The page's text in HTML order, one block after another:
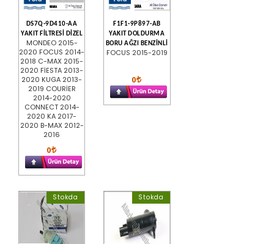
DS7Q-9D410-AA
YAKIT FİLTRESİ DİZEL
MONDEO 2015-
2020 FOCUS 2014-
2018 C-MAX 2015-
2020 FİESTA 2013-
2020 KUGA 2013-
2019 COURİER
2014-2020
CONNECT 2014-
2020 KA 2017-
2020 B-MAX 2012-
2016
0
F1F1-9P897-AB
YAKIT DOLDURMA
BORU AĞZI BENZİNLİ
FOCUS 2015-2019
0
Stokda Stokda